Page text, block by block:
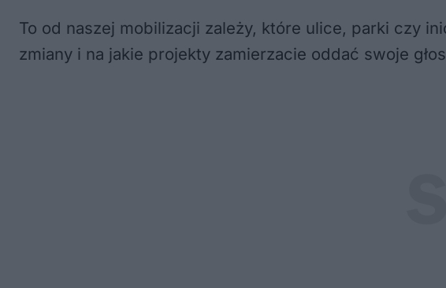
To od naszej mobilizacji zależy, które ulice, parki czy
zmiany i na jakie projekty zamierzacie oddać swoje